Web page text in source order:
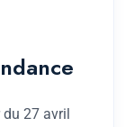
du 27 avril